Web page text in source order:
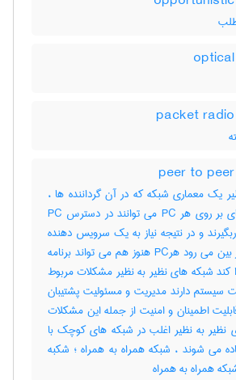
یک معماری شبکه که در آن گرداننده ها ،
پرونده هاو چاپگرهای بر روی هر PC می توانند در دسترس PC
و در نتیجه نیاز به یک سرویس دهنده
پرونده اختصاصی از بین می رود هرPC هنوز هم می تواند برنامه
کند شبکه های نظیر به نظیر مشکلات مربوط
سیستم دارند مدیریت و مسئولیت پشتیبان
اطمینان و امنیت از جمله این مشکلات
به نظیر اغلب در شبکه های کوچک با
می شوند ، شبکه همراه به همراه ؛ شکبه
همراه به همراه